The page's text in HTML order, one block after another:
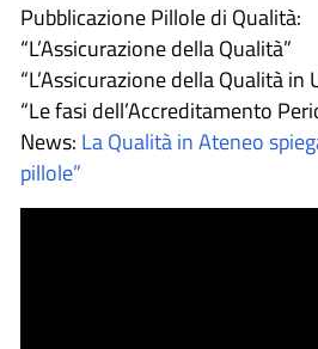
Pubblicazione Pillole di Qualità:
“L’Assicurazione della Qualità”
“L’Assicurazione della Qualità in
“Le fasi dell’Accreditamento
News: La Qualità in Ateneo
pillole”